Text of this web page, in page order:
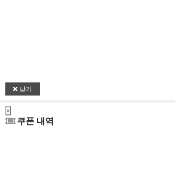
닫기
×
쿠폰 내역